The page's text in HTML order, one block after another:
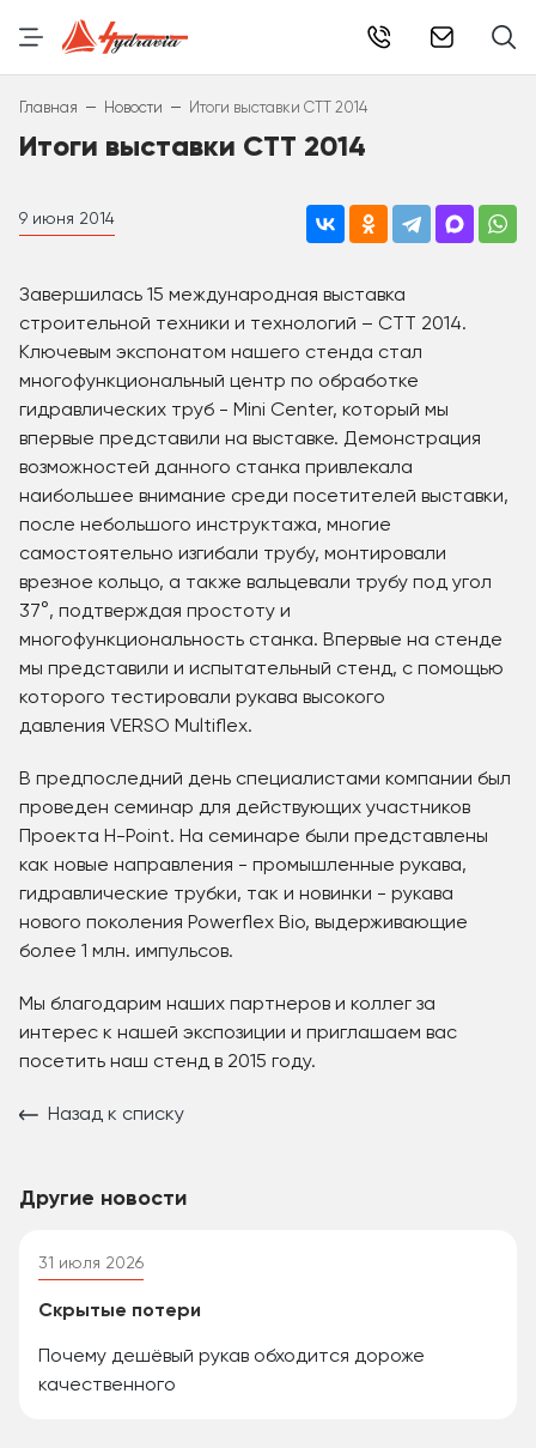
Главная – Новости – Итоги выставки СТТ 2014
Итоги выставки СТТ 2014
9 июня 2014
Завершилась 15 международная выставка
строительной техники и технологий – СТТ 2014.
Ключевым экспонатом нашего стенда стал
многофункциональный центр по обработке
гидравлических труб - Mini Center, который мы
впервые представили на выставке. Демонстрация
возможностей данного станка привлекала
наибольшее внимание среди посетителей выставки,
после небольшого инструктажа, многие
самостоятельно изгибали трубу, монтировали
врезное кольцо, а также вальцевали трубу под угол
37°, подтверждая простоту и
многофункциональность станка. Впервые на стенде
мы представили и испытательный стенд, с помощью
которого тестировали рукава высокого
давления VERSO Multiflex.
В предпоследний день специалистами компании был
проведен семинар для действующих участников
Проекта H-Point. На семинаре были представлены
как новые направления - промышленные рукава,
гидравлические трубки, так и новинки - рукава
нового поколения Powerflex Bio, выдерживающие
более 1 млн. импульсов.
Мы благодарим наших партнеров и коллег за
интерес к нашей экспозиции и приглашаем вас
посетить наш стенд в 2015 году.
Назад к списку
Другие новости
31 июля 2026
Скрытые потери
Почему дешёвый рукав обходится дороже
качественного